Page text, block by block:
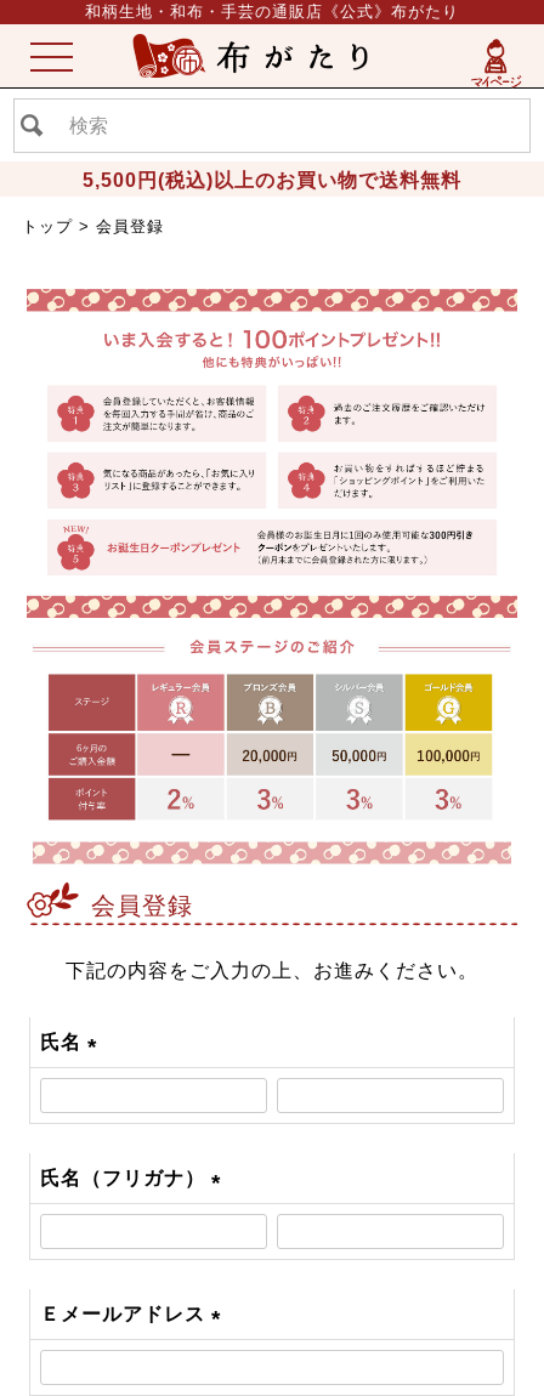
和柄生地・和布・手芸の通販店《公式》布がたり
5,500円(税込)以上のお買い物で送料無料
ME
NU
トップ 会員登録
会員登録
下記の内容をご入力の上、お進みください。
氏名
(必
須)
氏名（フリガナ）
(必
須)
Ｅメールアドレス
(必
須)